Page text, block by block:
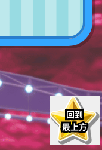
回到
最上方